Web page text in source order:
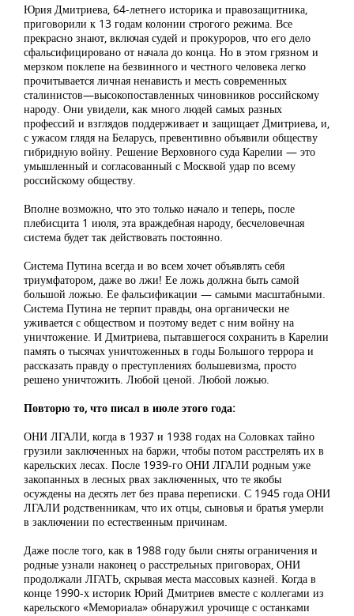
Юрия Дмитриева, 64-летнего историка и правозащитника,
приговорили к 13 годам колонии строгого режима. Все
прекрасно знают, включая судей и прокуроров, что его дело
сфальсифицировано от начала до конца. Но в этом грязном и
мерзком поклепе на безвинного и честного человека легко
прочитывается личная ненависть и месть современных
сталинистов—высокопоставленных чиновников российскому
народу. Они увидели, как много людей самых разных
профессий и взглядов поддерживает и защищает Дмитриева, и,
с ужасом глядя на Беларусь, превентивно объявили обществу
гибридную войну. Решение Верховного суда Карелии — это
умышленный и согласованный с Москвой удар по всему
российскому обществу.
Вполне возможно, что это только начало и теперь, после
плебисцита 1 июля, эта враждебная народу, бесчеловечная
система будет так действовать постоянно.
Система Путина всегда и во всем хочет объявлять себя
триумфатором, даже во лжи! Ее ложь должна быть самой
большой ложью. Ее фальсификации — самыми масштабными.
Система Путина не терпит правды, она органически не
уживается с обществом и поэтому ведет с ним войну на
уничтожение. И Дмитриева, пытавшегося сохранить в Карелии
память о тысячах уничтоженных в годы Большого террора и
рассказать правду о преступлениях большевизма, просто
решено уничтожить. Любой ценой. Любой ложью.
Повторю то, что писал в июле этого года:
ОНИ ЛГАЛИ, когда в 1937 и 1938 годах на Соловках тайно
грузили заключенных на баржи, чтобы потом расстрелять их в
карельских лесах. После 1939-го ОНИ ЛГАЛИ родным уже
закопанных в лесных рвах заключенных, что те якобы
осуждены на десять лет без права переписки. С 1945 года ОНИ
ЛГАЛИ родственникам, что их отцы, сыновья и братья умерли
в заключении по естественным причинам.
Даже после того, как в 1988 году были сняты ограничения и
родные узнали наконец о расстрельных приговорах, ОНИ
продолжали ЛГАТЬ, скрывая места массовых казней. Когда в
конце 1990-х историк Юрий Дмитриев вместе с коллегами из
карельского «Мемориала» обнаружил урочище с останками